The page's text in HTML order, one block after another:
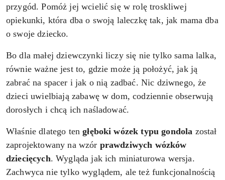
przygód. Pomóż jej wcielić się w rolę troskliwej
opiekunki, która dba o swoją laleczkę tak, jak mama dba
o swoje dziecko.
Bo dla małej dziewczynki liczy się nie tylko sama lalka,
równie ważne jest to, gdzie może ją położyć, jak ją
zabrać na spacer i jak o nią zadbać. Nic dziwnego, że
dzieci uwielbiają zabawę w dom, codziennie obserwują
dorosłych i chcą ich naśladować.
Właśnie dlatego tengłęboki wózek typu gondola został
zaprojektowany na wzór prawdziwych wózków
dziecięcych. Wygląda jak ich miniaturowa wersja.
Zachwyca nie tylko wyglądem, ale też funkcjonalnością